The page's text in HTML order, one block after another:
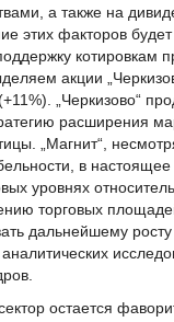
а также на
этих факторов
котировкам
акции
„Черкизово“
расширения
„Магнит“,
в
уровнях
торговых
дальнейшему
остается